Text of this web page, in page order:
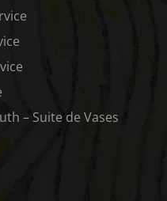
– Suite de Vases